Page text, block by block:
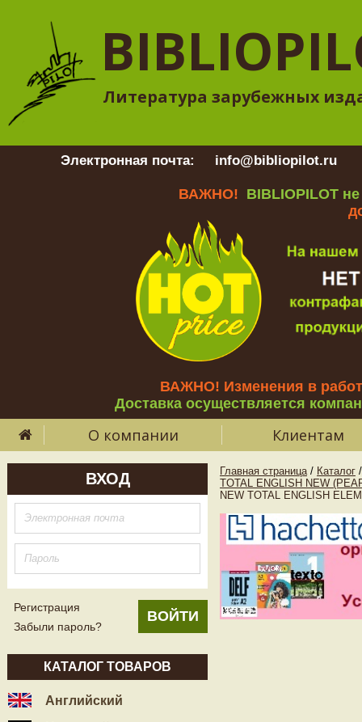
Литература зарубежных
Электронная почта: info@bibliopilot.ru
ВАЖНО! BIBLIOPILOT
ВАЖНО! Изменения в
Доставка осуществляется
О компании Клиентам
ВХОД
Регистрация
Забыли пароль?
КАТАЛОГ ТОВАРОВ
Английский
Главная страница / Каталог /
TOTAL ENGLISH NEW
NEW TOTAL ENGLISH